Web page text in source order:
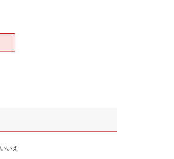
いいえ